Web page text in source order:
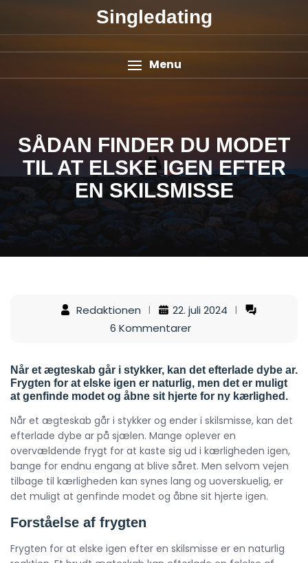
Singledating
Menu
SÅDAN FINDER DU MODET
TIL AT ELSKE IGEN EFTER
EN SKILSMISSE
Redaktionen
22. juli 2024
6 Kommentarer
Når et ægteskab går i stykker, kan det efterlade dybe ar.
Frygten for at elske igen er naturlig, men det er muligt
at genfinde modet og åbne sit hjerte for ny kærlighed.
Når et ægteskab går i stykker og ender i skilsmisse, kan det
efterlade dybe ar på sjælen. Mange oplever en
overvældende frygt for at kaste sig ud i kærligheden igen,
bange for endnu engang at blive såret. Men selvom vejen
tilbage til kærligheden kan synes lang og uoverskuelig, er
det muligt at genfinde modet og åbne sit hjerte igen.
Forståelse af frygten
Frygten for at elske igen efter en skilsmisse er en naturlig